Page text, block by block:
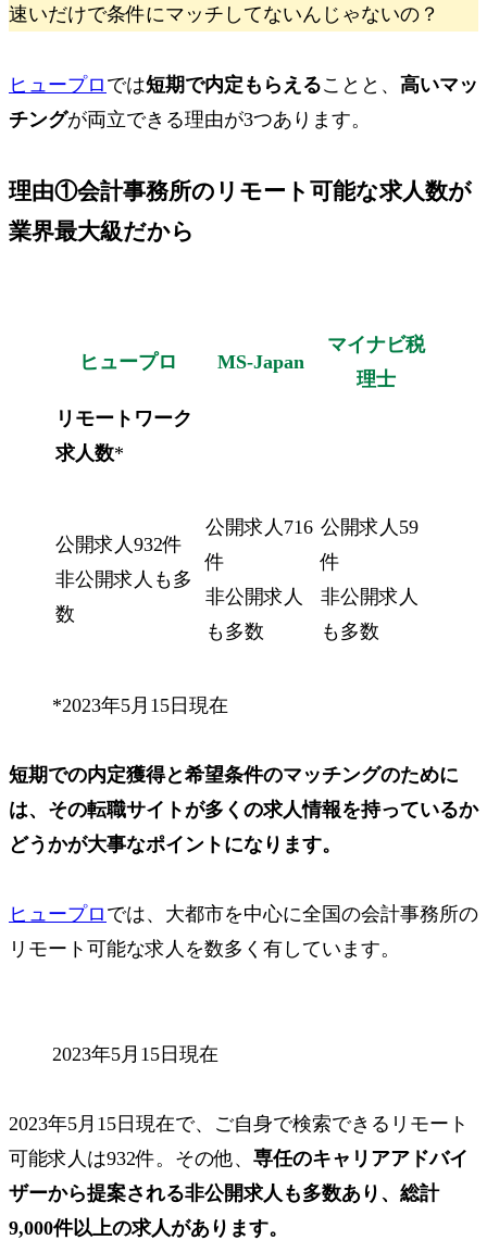
速いだけで条件にマッチしてないんじゃないの？
ヒュープロ では短期で内定もらえることと、 高いマッ
チングが両立できる理由が3つあります。
理由①会計事務所の リモート可能な求人数が
業界最大級だから
ヒュープロ MS-Japan
マイナビ税
理士
リモートワーク
求人数*
公開求人932件
非公開求人も多
数
公開求人716
件
非公開求人
も多数
公開求人59
件
非公開求人
も多数
*2023年5月15日現在
短期での内定獲得と希望条件のマッチングのために
は、その転職サイトが多くの求人情報を持っているか
どうかが大事なポイントになります。
ヒュープロ では、大都市を中心に全国の会計事務所の
リモート可能な求人を数多く有しています。
2023年5月15日現在
2023年5月15日現在で、ご自身で検索できるリモート
可能求人は932件。その他、 専任のキャリアアドバイ
ザーから提案される非公開求人も多数あり、総計
9,000件以上の求人があります。